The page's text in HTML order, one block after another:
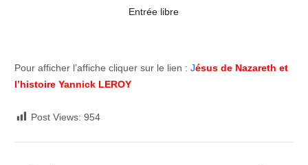
Entrée libre
Pour afficher l’affiche cliquer sur le lien : Jésus de Nazareth et
l’histoire Yannick LEROY
Post Views: 954